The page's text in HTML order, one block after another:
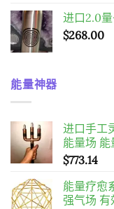
进口2.0
$268.00
能量神器
进口手工
能量场
$773.14
能量疗愈
强气场